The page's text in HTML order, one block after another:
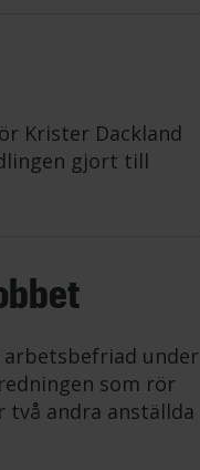
Krister Dackland
gjort till
arbetsbefriad under
som rör
två andra anställda